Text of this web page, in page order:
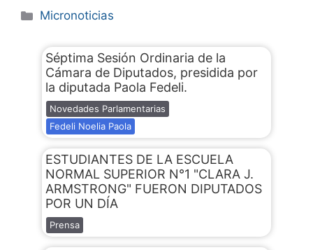
Micronoticias
Séptima Sesión Ordinaria de la
Cámara de Diputados, presidida por
la diputada Paola Fedeli.
Novedades Parlamentarias
Fedeli Noelia Paola
ESTUDIANTES DE LA ESCUELA
NORMAL SUPERIOR N°1 "CLARA J.
ARMSTRONG" FUERON DIPUTADOS
POR UN DÍA
Prensa